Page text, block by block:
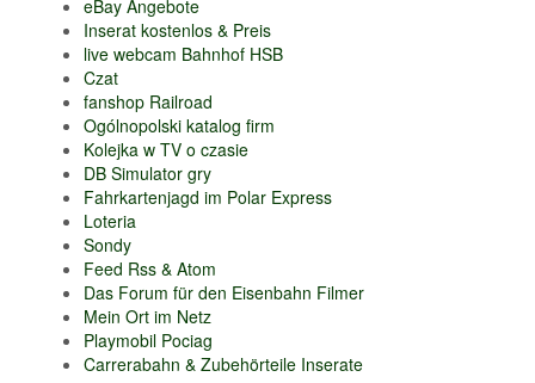
eBay Angebote
Inserat kostenlos & Preis
live webcam Bahnhof HSB
Czat
fanshop Railroad
Ogólnopolski katalog firm
Kolejka w TV o czasie
DB Simulator gry
Fahrkartenjagd im Polar Express
Loteria
Sondy
Feed Rss & Atom
Das Forum für den Eisenbahn Filmer
Mein Ort im Netz
Playmobil Pociag
Carrerabahn & Zubehörteile Inserate